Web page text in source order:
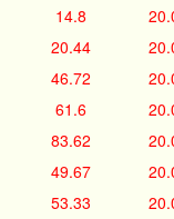
14.8
20.44
46.72
61.6
83.62
49.67
53.33